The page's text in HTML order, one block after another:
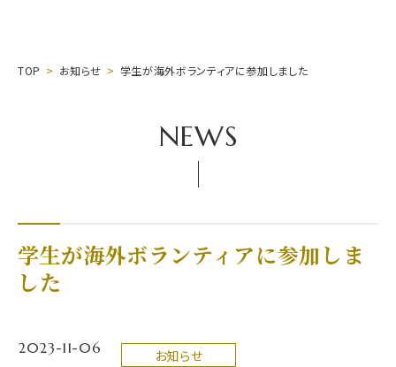
TOP お知らせ 学生が海外ボランティアに参加しました
NEWS
学生が海外ボランティアに参加しま
した
2023-11-06 お知らせ